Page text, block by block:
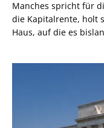
Manches spricht für
die Kapitalrente, holt
Haus, auf die es